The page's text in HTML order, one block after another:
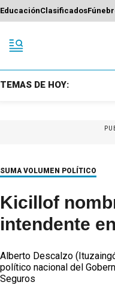
EducaciónClasificados
TEMAS DE HOY:
SUMA VOLUMEN POLÍTICO
Kicillof
intendente
Alberto Descalzo
político nacional del
Seguros